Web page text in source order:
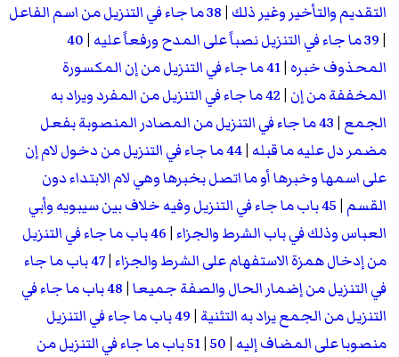
التقديم والتأخير وغير ذلك |38 ما جاء في التنزيل من اسم الفاعل
|39 ما جاء في التنزيل نصباً على المدح ورفعاً عليه |
40
المحذوف خبره |
41 ما جاء في التنزيل من إن المكسورة
المخففة من إن |
42 ما جاء في التنزيل من المفرد ويراد به
الجمع |
43 ما جاء في التنزيل من المصادر المنصوبة بفعل
مضمر دل عليه ما قبله |
44 ما جاء في التنزيل من دخول لام إن
على اسمها وخبرها أو ما اتصل بخبرها وهي لام الابتداء دون
القسم |
45 باب ما جاء في التنزيل وفيه خلاف بين سيبويه وأبي
العباس وذلك في باب الشرط والجزاء |
46 باب ما جاء في التنزيل
من إدخال همزة الاستفهام على الشرط والجزاء |
47 باب ما جاء
في التنزيل من إضمار الحال والصفة جميعا|
48 باب ما جاء في
التنزيل من الجمع يراد به التثنية |
49 باب ما جاء في التنزيل
منصوبا على المضاف إليه |
50
|
51 باب ما جاء في التنزيل من